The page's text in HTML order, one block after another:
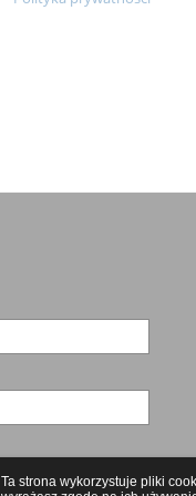
Ta strona wykorzystuje pliki